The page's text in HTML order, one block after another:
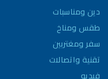
دين ومناسبات
طقس ومناخ
سفر ومغتربين
تقنية واتصالات
فيديو